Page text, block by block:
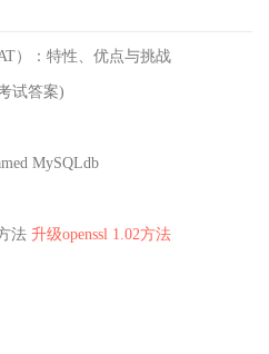
）：特性、优点与挑战
试答案)
MySQLdb
法 升级openssl 1.02方法